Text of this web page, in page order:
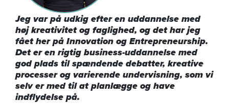
Jeg var på udkig efter en uddannelse med
høj kreativitet og faglighed, og det har jeg
fået her på Innovation og Entrepreneurship.
Det er en rigtig business-uddannelse med
god plads til spændende debatter, kreative
processer og varierende undervisning, som vi
selv er med til at planlægge og have
indflydelse på.